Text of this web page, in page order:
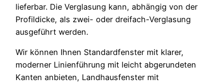
lieferbar. Die Verglasung kann, abhängig von der
Profildicke, als zwei- oder dreifach-Verglasung
ausgeführt werden.
Wir können Ihnen Standardfenster mit klarer,
moderner Linienführung mit leicht abgerundeten
Kanten anbieten, Landhausfenster mit